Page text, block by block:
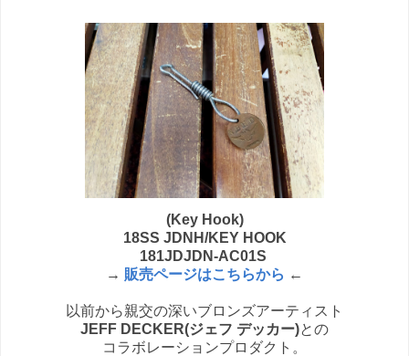
(Key Hook)
18SS JDNH/KEY HOOK
181JDJDN-AC01S
→ 販売ページはこちらから ←
以前から親交の深いブロンズアーティスト
JEFF DECKER(ジェフ デッカー)との
コラボレーションプロダクト。